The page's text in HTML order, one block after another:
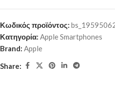
Κωδικός προϊόντος:
Κατηγορία: Apple Smartphones
Brand: Apple
Share: